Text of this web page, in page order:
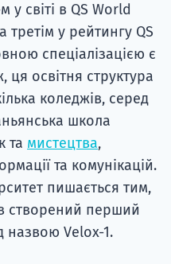
у світі в QS World
третім у рейтингу QS
спеціалізацією є
ця освітня структура
коледжів, серед
школа
та мистецтва,
та комунікацій.
пишається тим,
створений перший
назвою Velox-1.